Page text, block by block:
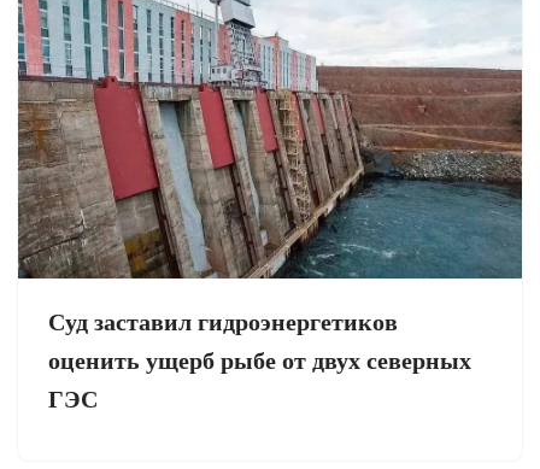
Суд заставил гидроэнергетиков
оценить ущерб рыбе от двух северных
ГЭС